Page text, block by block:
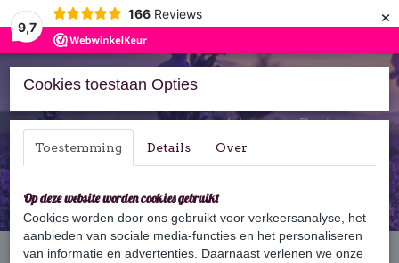
9,7
166 Reviews ×
Inloggen Registreren
Home › Zeep › Gastenzeep › Gastenzeep Hond
Cookies toestaan Opties
Toestemming Details Over
Op deze website worden cookies gebruikt
Cookies worden door ons gebruikt voor verkeersanalyse, het
aanbieden van sociale media-functies en het personaliseren
van informatie en advertenties. Daarnaast verlenen we onze